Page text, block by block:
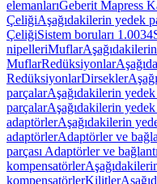
elemanlarıGeberit Mapress
ÇeliğiAşağıdakilerin yedek
ÇeliğiSistem boruları 1.0034
nipelleriMuflar
MuflarRedüksiyonlar
RedüksiyonlarDirsekler
parçalarAşağıdakilerin
parçalarAşağıdakilerin
adaptörlerAşağıdakilerin
adaptörlerAdaptörler ve
parçası Adaptörler ve
kompensatörler
kompensatörlerKilitler